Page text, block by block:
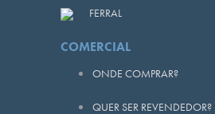
FERRAL
COMERCIAL
ONDE COMPRAR?
QUER SER REVENDEDOR?